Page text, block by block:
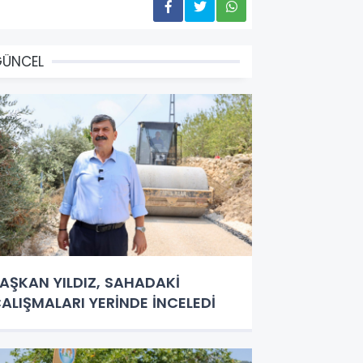
YILDIZ, SAHADAKİ
YERİNDE İNCELEDİ